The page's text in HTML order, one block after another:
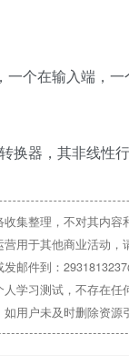
一个在输入端，
器，其非线性
集整理，不对其内容
用于其他商业活动，
邮件到：
学习测试，不存在任
用户未及时删除资源